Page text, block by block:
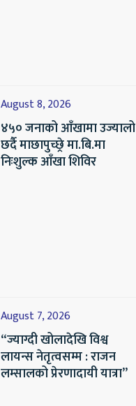
August 8, 2026
४५० जनाको आँखामा उज्यालो
छर्दै माछापुच्छ्रे मा.बि.मा
निःशुल्क आँखा शिविर
August 7, 2026
“ज्याग्दी खोलादेखि विश्व
लायन्स नेतृत्वसम्म : राजन
लम्सालको प्रेरणादायी यात्रा”